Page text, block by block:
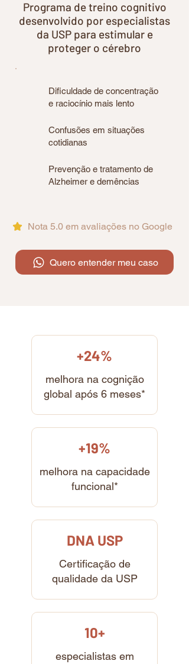
Programa de treino cognitivo
desenvolvido por especialistas
da USP para estimular e
proteger o cérebro
Dificuldade de concentração
e raciocínio mais lento
Confusões em situações
cotidianas
Prevenção e tratamento de
Alzheimer e demências
Nota 5.0 em avaliações no Google
Quero entender meu caso
+24%
melhora na cognição
global após 6 meses*
+19%
melhora na capacidade
funcional*
DNA USP
Certificação de
qualidade da USP
10+
especialistas em